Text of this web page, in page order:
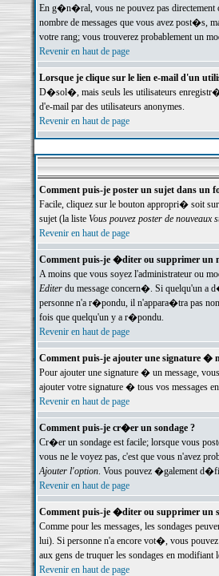
En g�n�ral, vous ne pouvez pas directement
nombre de messages que vous avez post�s,
votre rang; vous trouverez probablement un
Revenir en haut de page
Lorsque je clique sur le lien e-mail d'un
D�sol�, mais seuls les utilisateurs
d'e-mail par des utilisateurs anonymes.
Revenir en haut de page
Comment puis-je poster un sujet dans un
Facile, cliquez sur le bouton appropri� soit
sujet (la liste Vous pouvez poster de nouveaux
Revenir en haut de page
Comment puis-je �diter ou supprimer un
A moins que vous soyez l'administrateur ou
Editerdu message concern�. Si quelqu'un a
personne n'a r�pondu, il n'appara�tra pas
fois que quelqu'un y a r�pondu.
Revenir en haut de page
Comment puis-je ajouter une signature �
Pour ajouter une signature � un message,
ajouter votre signature � tous vos messages
Revenir en haut de page
Comment puis-je cr�er un sondage ?
Cr�er un sondage est facile; lorsque vous
vous ne le voyez pas, c'est que vous n'avez
Ajouter l'option. Vous pouvez �galement
Revenir en haut de page
Comment puis-je �diter ou supprimer un
Comme pour les messages, les sondages
lui). Si personne n'a encore vot�, vous
aux gens de truquer les sondages en
Revenir en haut de page